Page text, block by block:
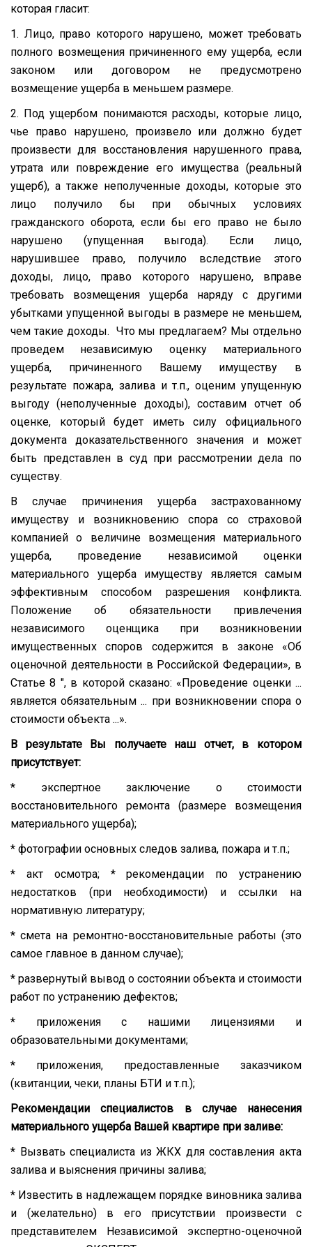
которая гласит:
1. Лицо, право которого нарушено, может требовать
полного возмещения причиненного ему ущерба, если
законом или договором не предусмотрено
возмещение ущерба в меньшем размере.
2. Под ущербом понимаются расходы, которые лицо,
чье право нарушено, произвело или должно будет
произвести для восстановления нарушенного права,
утрата или повреждение его имущества (реальный
ущерб), а также неполученные доходы, которые это
лицо получило бы при обычных условиях
гражданского оборота, если бы его право не было
нарушено (упущенная выгода). Если лицо,
нарушившее право, получило вследствие этого
доходы, лицо, право которого нарушено, вправе
требовать возмещения ущерба наряду с другими
убытками упущенной выгоды в размере не меньшем,
чем такие доходы. Что мы предлагаем? Мы отдельно
проведем независимую оценку материального
ущерба, причиненного Вашему имуществу в
результате пожара, залива и т.п., оценим упущенную
выгоду (неполученные доходы), составим отчет об
оценке, который будет иметь силу официального
документа доказательственного значения и может
быть представлен в суд при рассмотрении дела по
существу.
В случае причинения ущерба застрахованному
имуществу и возникновению спора со страховой
компанией о величине возмещения материального
ущерба, проведение независимой оценки
материального ущерба имуществу является самым
эффективным способом разрешения конфликта.
Положение об обязательности привлечения
независимого оценщика при возникновении
имущественных споров содержится в законе «Об
оценочной деятельности в Российской Федерации», в
Статье 8 ", в которой сказано: «Проведение оценки ...
является обязательным ... при возникновении спора о
стоимости объекта ...».
В результате Вы получаете наш отчет, в котором
присутствует:
* экспертное заключение о стоимости
восстановительного ремонта (размере возмещения
материального ущерба);
* фотографии основных следов залива, пожара и т.п.;
* акт осмотра; * рекомендации по устранению
недостатков (при необходимости) и ссылки на
нормативную литературу;
* смета на ремонтно-восстановительные работы (это
самое главное в данном случае);
* развернутый вывод о состоянии объекта и стоимости
работ по устранению дефектов;
* приложения с нашими лицензиями и
образовательными документами;
* приложения, предоставленные заказчиком
(квитанции, чеки, планы БТИ и т.п.);
Рекомендации специалистов в случае нанесения
материального ущерба Вашей квартире при заливе:
* Вызвать специалиста из ЖКХ для составления акта
залива и выяснения причины залива;
* Известить в надлежащем порядке виновника залива
и (желательно) в его присутствии произвести с
представителем Независимой экспертно-оценочной